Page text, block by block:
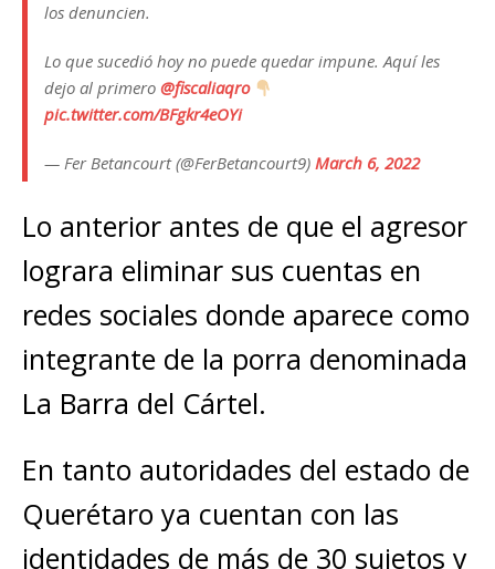
los denuncien.
Lo que sucedió hoy no puede quedar impune. Aquí les
dejo al primero @fiscaliaqro
pic.twitter.com/BFgkr4eOYi
— Fer Betancourt (@FerBetancourt9) March 6, 2022
Lo anterior antes de que el agresor
lograra eliminar sus cuentas en
redes sociales donde aparece como
integrante de la porra denominada
La Barra del Cártel.
En tanto autoridades del estado de
Querétaro ya cuentan con las
identidades de más de 30 sujetos y